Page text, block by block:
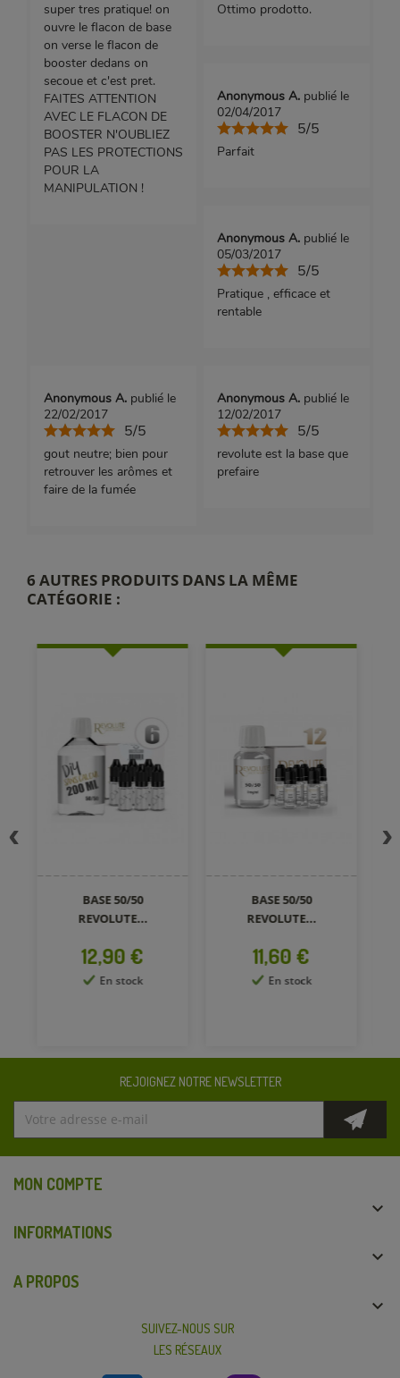
super tres pratique! on
ouvre le flacon de base
on verse le flacon de
booster dedans on
secoue et c'est pret.
FAITES ATTENTION
AVEC LE FLACON DE
BOOSTER N'OUBLIEZ
PAS LES PROTECTIONS
POUR LA
MANIPULATION !
Ottimo prodotto.
Anonymous A. publié le
02/04/2017
5/5
Parfait
Anonymous A. publié le
05/03/2017
5/5
Pratique , efficace et
rentable
Anonymous A. publié le
22/02/2017
5/5
gout neutre; bien pour
retrouver les arômes et
faire de la fumée
Anonymous A. publié le
12/02/2017
5/5
revolute est la base que
prefaire
6 AUTRES PRODUITS DANS LA MÊME
CATÉGORIE :
BASE 50/50
REVOLUTE...
Prix
12,90 €
En stock
BASE 50/50
REVOLUTE...
Prix
11,60 €
En stock
REJOIGNEZ NOTRE NEWSLETTER
MON COMPTE

INFORMATIONS

A PROPOS

SUIVEZ-NOUS SUR
LES RÉSEAUX